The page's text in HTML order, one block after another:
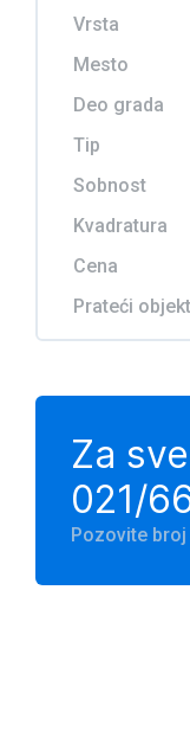
Vrsta
Mesto
Deo grada
Tip
Sobnost
Kvadratura
Cena
Prateći
Za
021/
Pozovite